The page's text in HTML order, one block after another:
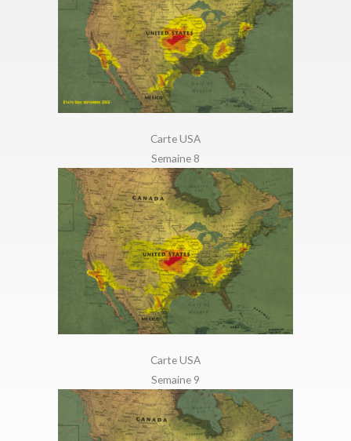
Carte USA
Semaine 8
Carte USA
Semaine 9